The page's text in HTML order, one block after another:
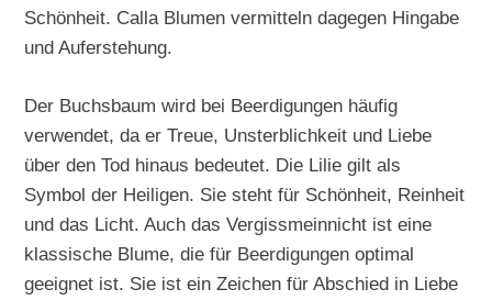
Schönheit. Calla Blumen vermitteln dagegen Hingabe
und Auferstehung.
Der Buchsbaum wird bei Beerdigungen häufig
verwendet, da er Treue, Unsterblichkeit und Liebe
über den Tod hinaus bedeutet. Die Lilie gilt als
Symbol der Heiligen. Sie steht für Schönheit, Reinheit
und das Licht. Auch das Vergissmeinnicht ist eine
klassische Blume, die für Beerdigungen optimal
geeignet ist. Sie ist ein Zeichen für Abschied in Liebe